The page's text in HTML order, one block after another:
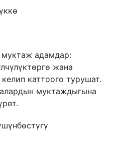
адамдар:
жана
каттоого турушат.
муктаждыгына